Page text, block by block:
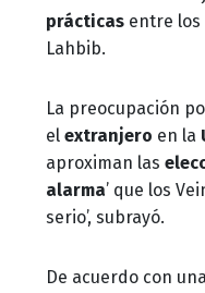
prácticas entre los
Lahbib.
La preocupación
el extranjero en la
aproximan las
alarma’ que los
serio’, subrayó.
De acuerdo con